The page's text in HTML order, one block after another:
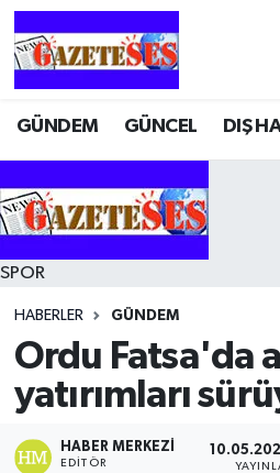
GÜNDEM GÜNCEL DIŞ
SPOR
HABERLER GÜNDEM
Ordu Fatsa'da
yatırımları
HABER MERKEZI
EDITÖR